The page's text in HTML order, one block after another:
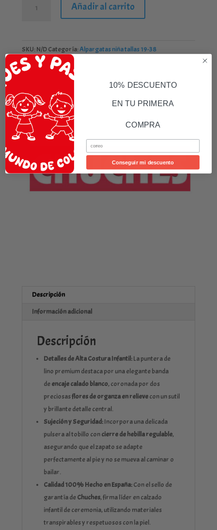
ceremonia
Añadir al carrito
SKU:N/DCategoría:Alpargatas niña tallas 19-38
Marca:Chuches
Descripción
Información adicional
Descripción
Detalles de Alta Costura Infantil:La puntera de
lino premium destaca por una elegante banda
deencaje calado blanco, coronada por dos
preciosasflores de organza en relievecon un sutil
y brillante detalle central.
Sujeción y Seguridad:Incorpora una delicada
pulsera al tobillo concierre de hebilla regulable,
asegurando que el zapato se adapte
perfectamente al pie y no se mueva al caminar o
bailar.
Calidad 100% Hecho en España:Con el sello de
garantía deChuches, firma líder en calzado
infantil de ceremonia, utilizando materiales
transpirables y respetuosos con la piel.
10% DESCUENTO
EN TU PRIMERA
COMPRA
Email
Conseguir mi descuento